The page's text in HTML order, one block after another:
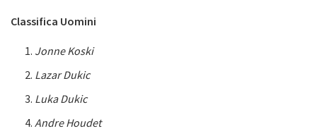
Classifica Uomini
Jonne Koski
Lazar Dukic
Luka Dukic
Andre Houdet